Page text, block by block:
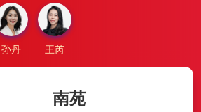
孙丹 王芮
南苑